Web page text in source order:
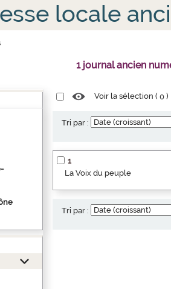
locale
1 journal ancien
Voir la sélection (0 )
Tri par :
1
La Voix du peuple
Tri par :